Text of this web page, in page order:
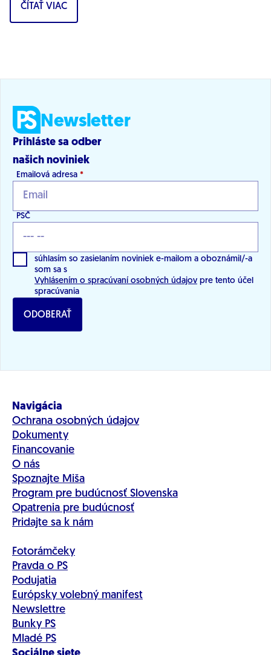
ČÍTAŤ VIAC
Newsletter
Prihláste sa odber
našich noviniek
Emailová adresa *
PSČ
súhlasím so zasielaním noviniek e-mailom a oboznámil/-a
som sa s
Vyhlásením o spracúvaní osobných údajov pre tento účel
spracúvania
ODOBERAŤ
Navigácia
Ochrana osobných údajov
Dokumenty
Financovanie
O nás
Spoznajte Miša
Program pre budúcnosť Slovenska
Opatrenia pre budúcnosť
Pridajte sa k nám
Fotorámčeky
Pravda o PS
Podujatia
Európsky volebný manifest
Newslettre
Bunky PS
Mladé PS